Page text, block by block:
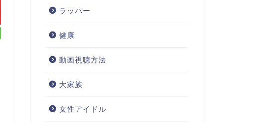
ラッパー
健康
動画視聴方法
大家族
女性アイドル